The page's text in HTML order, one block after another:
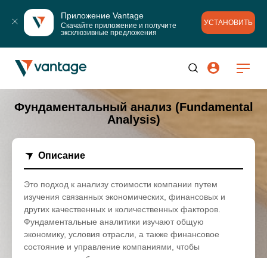
Приложение Vantage
Скачайте приложение и получите
эксклюзивные предложения
УСТАНОВИТЬ
Фундаментальный анализ (Fundamental
Analysis)
Описание
Это подход к анализу стоимости компании путем
изучения связанных экономических, финансовых и
других качественных и количественных факторов.
Фундаментальные аналитики изучают общую
экономику, условия отрасли, а также финансовое
состояние и управление компаниями, чтобы